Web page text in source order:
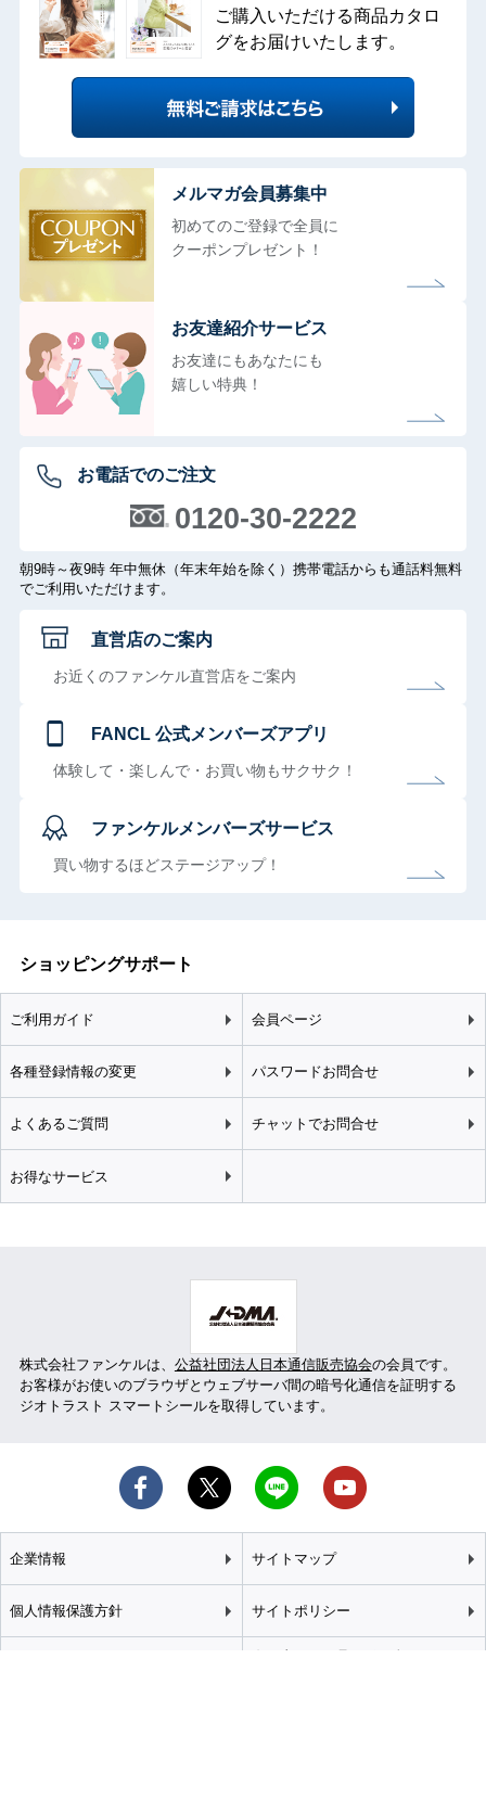
ご購入いただける商品カタロ
グをお届けいたします。
メルマガ会員募集中
初めてのご登録で全員に
クーポンプレゼント！
お友達紹介サービス
お友達にもあなたにも
嬉しい特典！
お電話でのご注文
0120-30-2222
朝9時～夜9時 年中無休（年末年始を除く）携帯電話からも通話料無料
でご利用いただけます。
直営店のご案内
お近くのファンケル直営店をご案内
FANCL 公式メンバーズアプリ
体験して・楽しんで・お買い物もサクサク！
ファンケルメンバーズサービス
買い物するほどステージアップ！
ショッピングサポート
ご利用ガイド 会員ページ
各種登録情報の変更 パスワードお問合せ
よくあるご質問 チャットでお問合せ
お得なサービス
株式会社ファンケルは、 公益社団法人日本通信販売協会の会員です。
お客様がお使いのブラウザとウェブサーバ間の暗号化通信を証明する
ジオトラスト スマートシールを取得しています。
企業情報 サイトマップ
個人情報保護方針 サイトポリシー
カスタマーハラスメント